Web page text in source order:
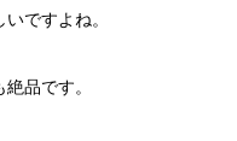
ですよね。
品です。